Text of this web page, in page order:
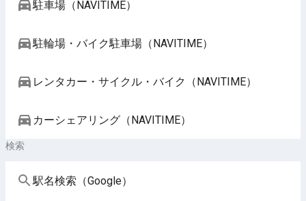
駐車場（NAVITIME）
駐輪場・バイク駐車場（NAVITIME）
レンタカー・サイクル・バイク（NAVITIME）
カーシェアリング（NAVITIME）
検索
駅名検索（Google）